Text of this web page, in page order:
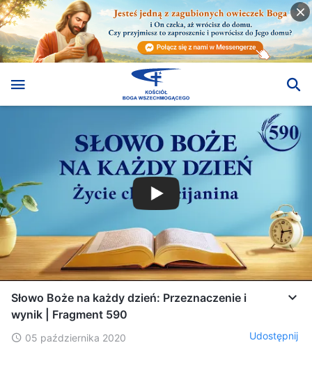
Słowo Boże na każdy dzień: Przeznaczenie i
wynik | Fragment 590
05 października 2020 Udostępnij